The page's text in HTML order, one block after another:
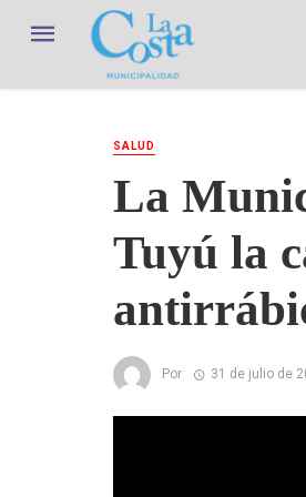
SALUD
La
Tuyú la
Por 31 de julio de